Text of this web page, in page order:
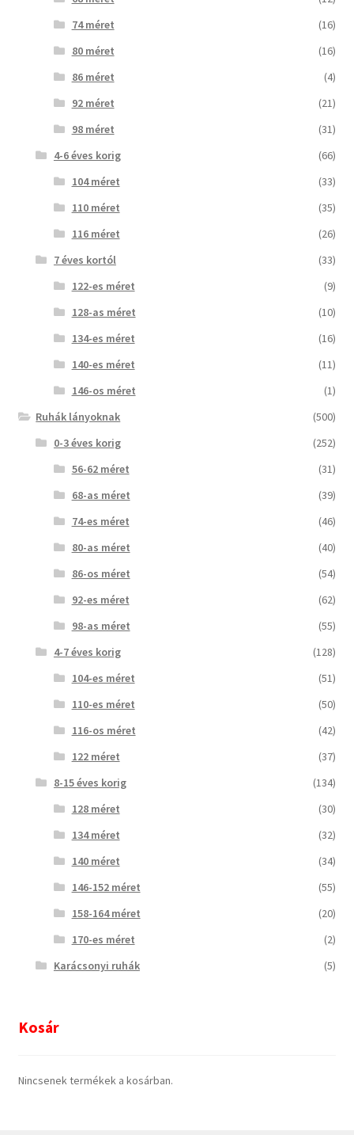
74 méret
(16)
80 méret
(16)
86 méret
(4)
92 méret
(21)
98 méret
(31)
4-6 éves korig
(66)
104 méret
(33)
110 méret
(35)
116 méret
(26)
7 éves kortól
(33)
122-es méret
(9)
128-as méret
(10)
134-es méret
(16)
140-es méret
(11)
146-os méret
(1)
Ruhák lányoknak
(500)
0-3 éves korig
(252)
56-62 méret
(31)
68-as méret
(39)
74-es méret
(46)
80-as méret
(40)
86-os méret
(54)
92-es méret
(62)
98-as méret
(55)
4-7 éves korig
(128)
104-es méret
(51)
110-es méret
(50)
116-os méret
(42)
122 méret
(37)
8-15 éves korig
(134)
128 méret
(30)
134 méret
(32)
140 méret
(34)
146-152 méret
(55)
158-164 méret
(20)
170-es méret
(2)
Karácsonyi ruhák
(5)
Kosár
Nincsenek termékek a kosárban.